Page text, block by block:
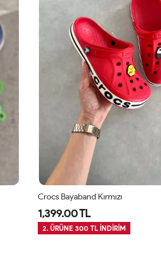
Crocs Bayaband Kırmızı
1,399.00 TL
2. ÜRÜNE 300 TL İNDİRİM